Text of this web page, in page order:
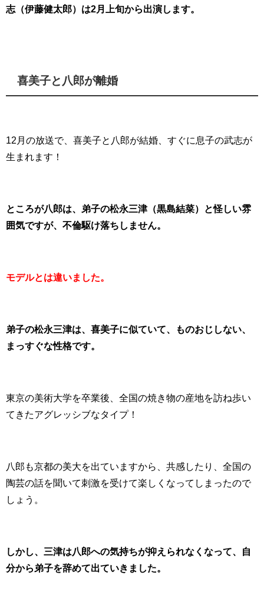
志（伊藤健太郎）は2月上旬から出演します。
喜美子と八郎が離婚
12月の放送で、喜美子と八郎が結婚、すぐに息子の武志が
生まれます！
ところが八郎は、弟子の松永三津（黒島結菜）と怪しい雰
囲気ですが、不倫駆け落ちしません。
モデルとは違いました。
弟子の松永三津は、喜美子に似ていて、ものおじしない、
まっすぐな性格です。
東京の美術大学を卒業後、全国の焼き物の産地を訪ね歩い
てきたアグレッシブなタイプ！
八郎も京都の美大を出ていますから、共感したり、全国の
陶芸の話を聞いて刺激を受けて楽しくなってしまったので
しょう。
しかし、三津は八郎への気持ちが抑えられなくなって、自
分から弟子を辞めて出ていきました。